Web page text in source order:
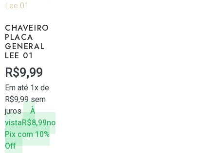
CHAVEIRO
PLACA
GENERAL
LEE 01
R$9,99
Em até 1x de
R$9,99sem
juros
À
vistaR$8,99no
Pix com 10%
Off